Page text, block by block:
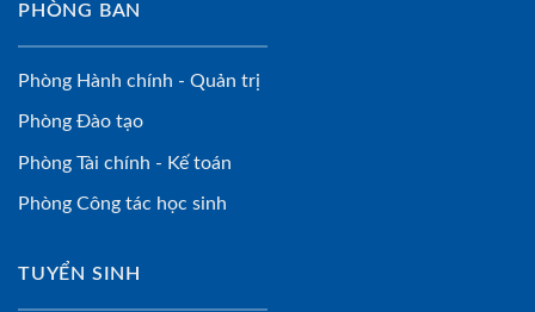
PHÒNG BAN
Phòng Hành chính - Quản trị
Phòng Đào tạo
Phòng Tài chính - Kế toán
Phòng Công tác học sinh
TUYỂN SINH